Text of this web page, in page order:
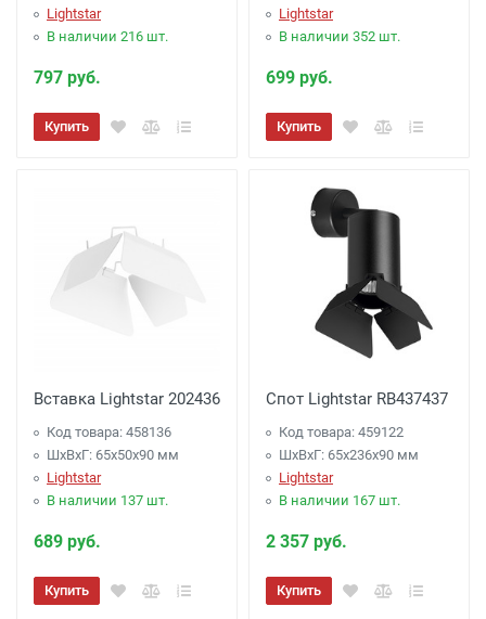
Lightstar
В наличии 216 шт.
797 руб.
Купить
Lightstar
В наличии 352 шт.
699 руб.
Купить
Вставка Lightstar 202436
Код товара: 458136
ШхВхГ: 65x50x90 мм
Lightstar
В наличии 137 шт.
689 руб.
Купить
Спот Lightstar RB437437
Код товара: 459122
ШхВхГ: 65x236x90 мм
Lightstar
В наличии 167 шт.
2 357 руб.
Купить